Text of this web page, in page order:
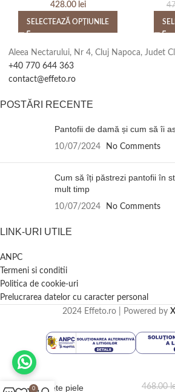
428.00 lei
SELECTEAZĂ OPȚIUNILE
Aleea Nectarului, Nr 4, Cluj Napoca, Judet
+40 770 644 363
contact@effeto.ro
POSTĂRI RECENTE
Pantofii de damă și cum să îi
10/07/2024 No Comments
Cum să îți păstrezi pantofii în
mult timp
10/07/2024 No Comments
LINK-URI UTILE
ANPC
Termeni si conditii
Politica de cookie-uri
Prelucrarea datelor cu caracter personal
2024 Effeto.ro | Powered by
Ghete piele 468.00
0